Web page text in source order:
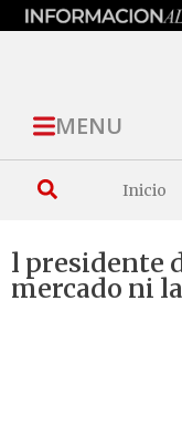
MENU
Inicio
l presidente
mercado ni